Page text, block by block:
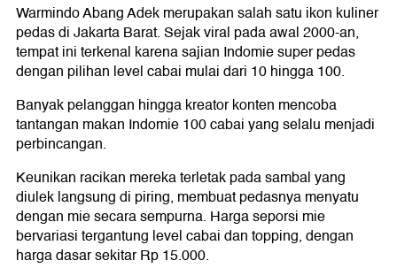
Warmindo Abang Adek merupakan salah satu ikon kuliner
pedas di Jakarta Barat. Sejak viral pada awal 2000-an,
tempat ini terkenal karena sajian Indomie super pedas
dengan pilihan level cabai mulai dari 10 hingga 100.
Banyak pelanggan hingga kreator konten mencoba
tantangan makan Indomie 100 cabai yang selalu menjadi
perbincangan.
Keunikan racikan mereka terletak pada sambal yang
diulek langsung di piring, membuat pedasnya menyatu
dengan mie secara sempurna. Harga seporsi mie
bervariasi tergantung level cabai dan topping, dengan
harga dasar sekitar Rp 15.000.